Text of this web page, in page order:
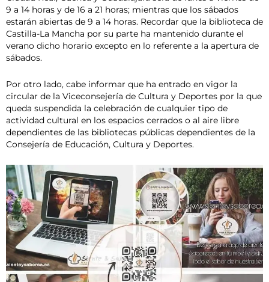
9 a 14 horas y de 16 a 21 horas; mientras que los sábados
estarán abiertas de 9 a 14 horas. Recordar que la biblioteca de
Castilla-La Mancha por su parte ha mantenido durante el
verano dicho horario excepto en lo referente a la apertura de
sábados.
Por otro lado, cabe informar que ha entrado en vigor la
circular de la Viceconsejería de Cultura y Deportes por la que
queda suspendida la celebración de cualquier tipo de
actividad cultural en los espacios cerrados o al aire libre
dependientes de las bibliotecas públicas dependientes de la
Consejería de Educación, Cultura y Deportes.